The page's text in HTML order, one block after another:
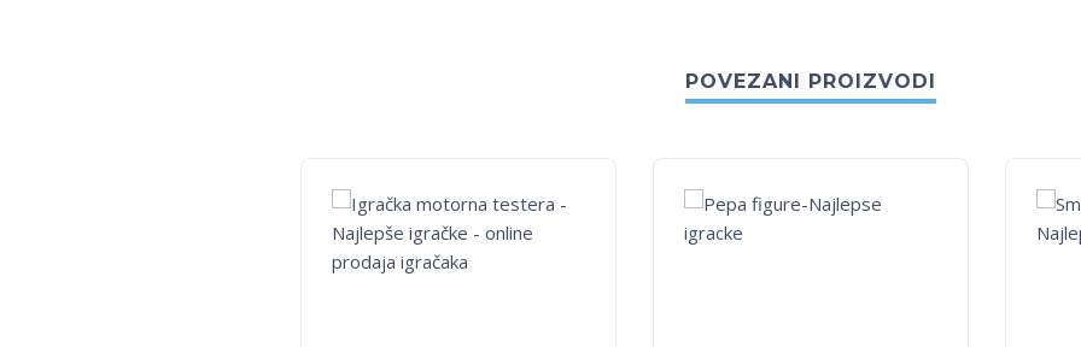
POVEZANI PROIZVODI